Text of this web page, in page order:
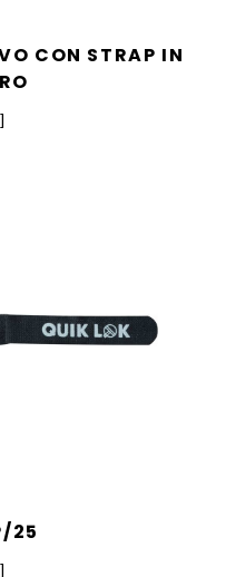
CON STRAP IN
25